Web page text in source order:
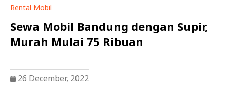
Rental Mobil
Sewa Mobil Bandung dengan Supir,
Murah Mulai 75 Ribuan
26 December, 2022